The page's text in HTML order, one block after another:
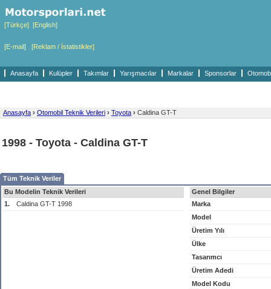
[Türkçe] [English]
[E-mail] [Reklam / İstatistikler]
Anasayfa Kulüpler Takımlar Yarışmacılar Markalar Sponsorlar
Anasayfa › Otomobil Teknik Verileri › Toyota › Caldina GT-T
1998 - Toyota - Caldina GT-T
Tüm Teknik Veriler
Bu Modelin Teknik Verileri
1.
Caldina GT-T 1998
Genel Bilgiler
Marka
Model
Üretim Yılı
Ülke
Tasarımcı
Üretim Adedi
Model Kodu